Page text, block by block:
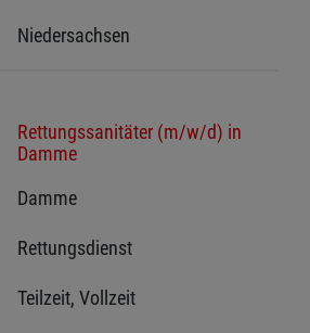
Niedersachsen
Rettungssanitäter (m/w/d) in
Damme
Damme
Rettungsdienst
Teilzeit, Vollzeit